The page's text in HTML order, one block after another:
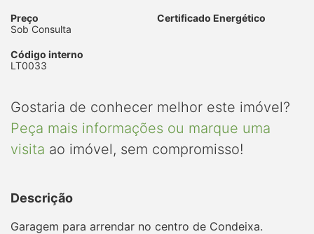
Preço
Sob Consulta
Certificado Energético
Código interno
LT0033
Gostaria de conhecer melhor este imóvel?
Peça mais informações ou marque uma
visita ao imóvel, sem compromisso!
Descrição
Garagem para arrendar no centro de Condeixa.